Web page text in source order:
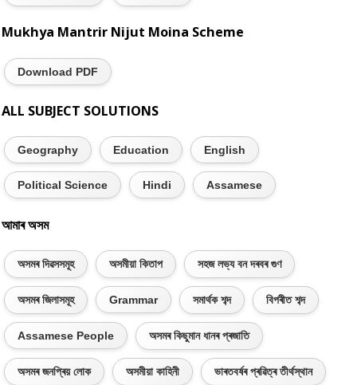
Mukhya Mantrir Nijut Moina Scheme
Download PDF
ALL SUBJECT SOLUTIONS
Geography Education English
Political Science Hindi Assamese
আমাৰ অসম
অসমৰ দিৱসসমূহ অসমীয়া কিতাপ সহজ লভ্য বন দৰবৰ গুণ
অসমৰ জিলাসমূহ Grammar সমাৰ্থক শব্দ বিপৰীত শব্দ
Assamese People অসমৰ কিছুমান ধানৰ প্ৰজাতি
অসমৰ জনপ্ৰিয় লোক অসমীয়া কাহিনী ভাৰতবৰ্ষৰ প্ৰৱিত্ৰ তীৰ্থস্থান